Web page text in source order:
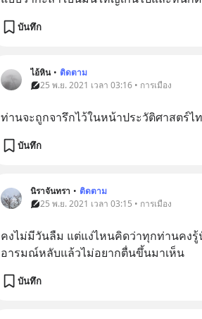
บันทึก
ไอ้หิน • ติดตาม
25 พ.ย. 2021 เวลา 03:16 • การเมือง
ท่านจะถูกจารึกไว้ในหน้าประวัติศาสตร์ไ
บันทึก
นิราจันทรา • ติดตาม
25 พ.ย. 2021 เวลา 03:15 • การเมือง
คงไม่มีวันลืม แต่แง่ไหนคิดว่าทุกท่านคง
อารมณ์หลับแล้วไม่อยากตื่นขึ้นมาเห็น
บันทึก